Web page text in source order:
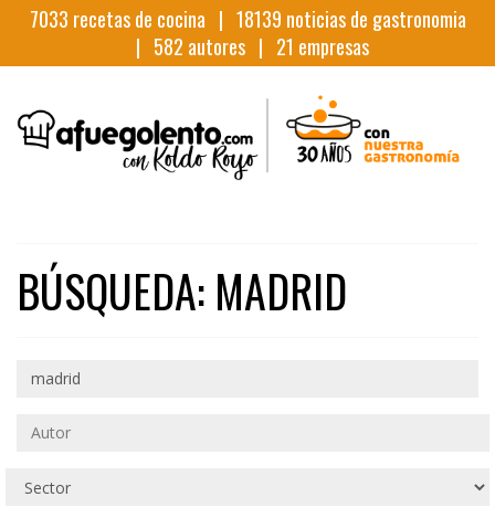
7033 recetas de cocina | 18139 noticias de gastronomia
| 582 autores | 21 empresas
BÚSQUEDA: MADRID